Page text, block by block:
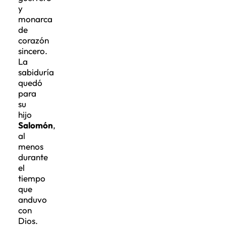
y
monarca
de
corazón
sincero.
La
sabiduría
quedó
para
su
hijo
Salomón,
al
menos
durante
el
tiempo
que
anduvo
con
Dios.